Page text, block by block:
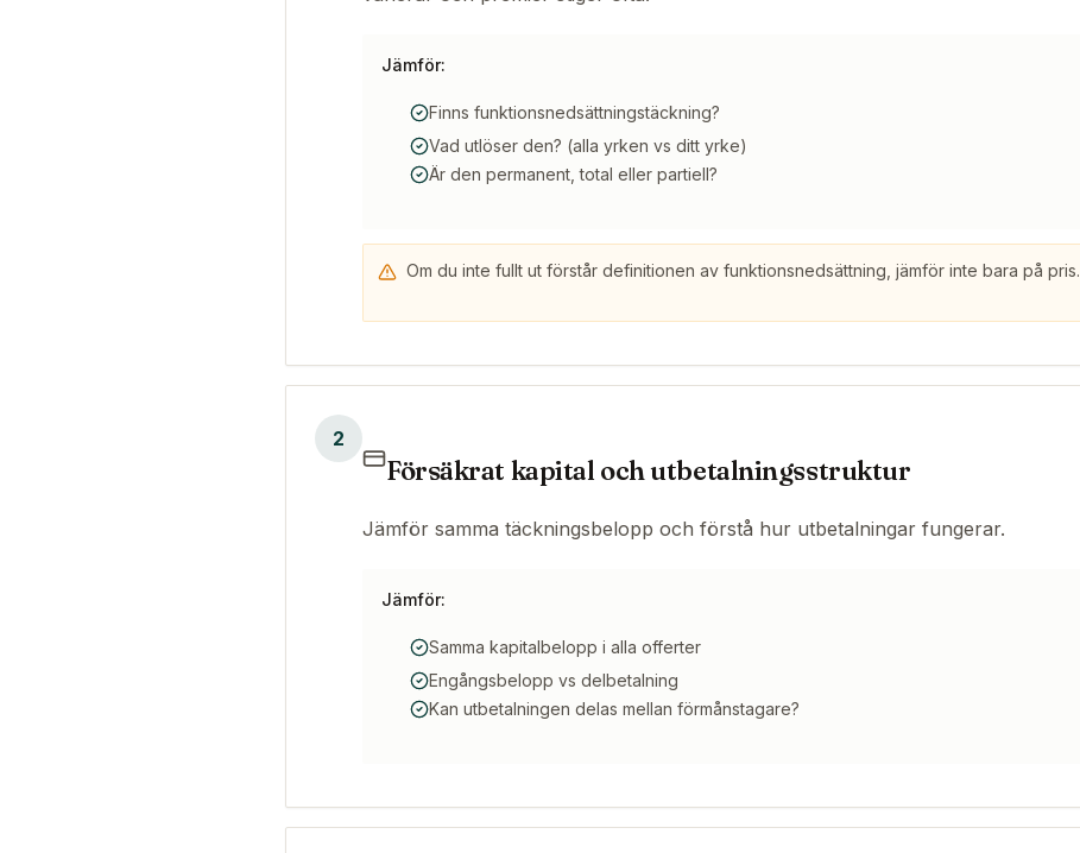
Jämför:
Finns funktionsnedsättningstäckning?
Vad utlöser den? (alla yrken vs ditt yrke)
Är den permanent, total eller partiell?
Om du inte fullt ut förstår definitionen av funktionsnedsättning, jämför inte bara på pris.
2
Försäkrat kapital och utbetalningsstruktur
Jämför samma täckningsbelopp och förstå hur utbetalningar fungerar.
Jämför:
Samma kapitalbelopp i alla offerter
Engångsbelopp vs delbetalning
Kan utbetalningen delas mellan förmånstagare?